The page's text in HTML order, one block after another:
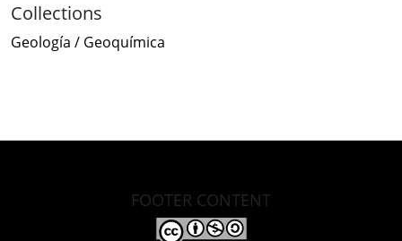
Collections
Geología / Geoquímica
FOOTER CONTENT